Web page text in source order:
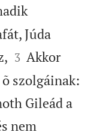
Júda


3 Akkor
szolgáinak:
Gileád a
nem